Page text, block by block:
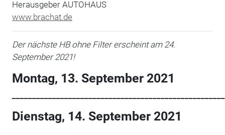
Herausgeber AUTOHAUS
www.brachat.de
Der nächste HB ohne Filter erscheint am 24.
September 2021!
Montag, 13. September 2021
Dienstag, 14. September 2021